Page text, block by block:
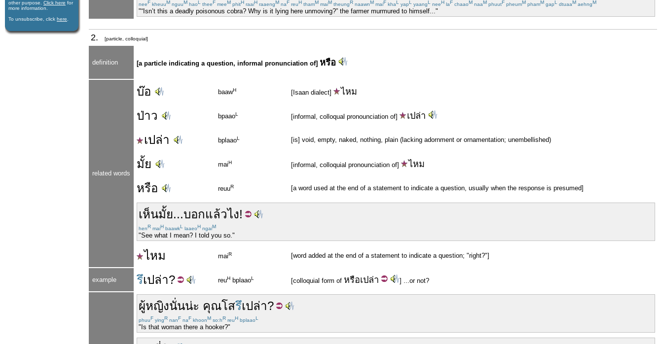
other purpose. Click here for
more infor­mation.
To unsubscribe, click here
neeF kheuuM nguuM haoL theeF meeM phitH raaiH raaengM naF reuH thamM maiM theungR naawnM maiF khaL yapL yaangL neeH laF chaaoM naaM phuutF pheumM phamM gapL dtuaaM aehngM
"“Isn’t this a deadly poisonous cobra? Why is it lying here unmoving?” the farmer murmured to himself..."
2. [particle, colloquial]
definition [a particle indicating a question, informal pronunciation of] หรือ
related words
บ๊อ baawH [Isaan dialect] ไหม
ป่าว bpaaoL [informal, colloqual pronounciation of] เปล่า
เปล่า bplaaoL [is] void, empty, naked, nothing, plain (lacking adornment or ornamentation; unembellished)
มั้ย maiH [informal, colloquial pronounciation of] ไหม
หรือ reuuR [a word used at the end of a statement to indicate a question, usually when the response is presumed]
เห็นมั้ย...บอกแล้วไง!
henR maiH baawkL laaeoH ngaiM
"See what I mean? I told you so."
ไหม maiR [word added at the end of a statement to indicate a question; "right?"]
example รึเปล่า? reuH bplaaoL [colloquial form of หรือเปล่า ] ...or not?
ผู้หญิงนั่นน่ะ คุณโสรึเปล่า?
phuuF yingR nanF naF khoonM so:hR reuH bplaaoL
"Is that woman there a hooker?"